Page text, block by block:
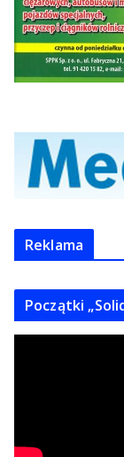
Reklama
Początki